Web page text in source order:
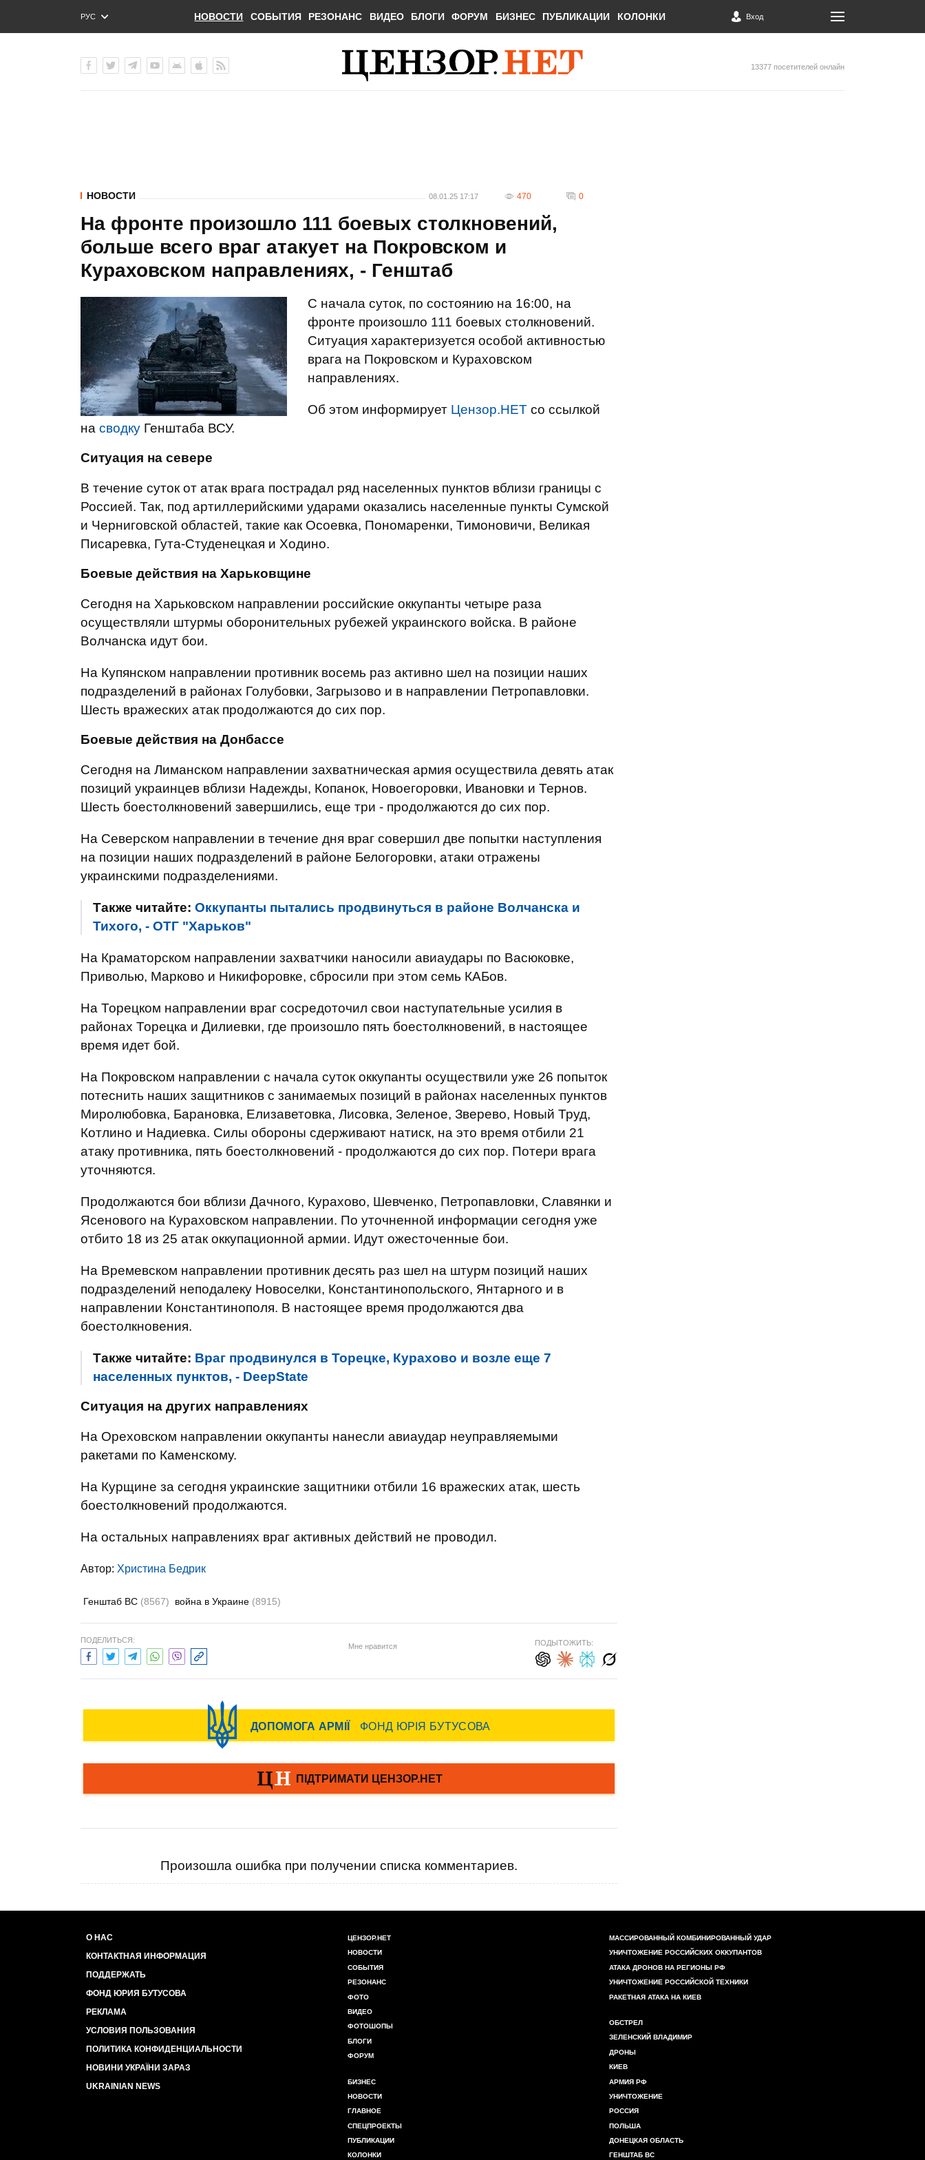
РУС
ENG
НОВОСТИ СОБЫТИЯ РЕЗОНАНС ВИДЕО БЛОГИ ФОРУМ БИЗНЕС ПУБЛИКАЦИИ КОЛОНКИ Вход
13377 посетителей онлайн
НОВОСТИ 08.01.25 17:17 470 0
На фронте произошло 111 боевых столкновений,
больше всего враг атакует на Покровском и
Кураховском направлениях, - Генштаб
С начала суток, по состоянию на 16:00, на
фронте произошло 111 боевых столкновений.
Ситуация характеризуется особой активностью
врага на Покровском и Кураховском
направлениях.
Об этом информирует Цензор.НЕТ со ссылкой
на сводку Генштаба ВСУ.
Ситуация на севере
В течение суток от атак врага пострадал ряд населенных пунктов вблизи границы с
Россией. Так, под артиллерийскими ударами оказались населенные пункты Сумской
и Черниговской областей, такие как Осоевка, Пономаренки, Тимоновичи, Великая
Писаревка, Гута-Студенецкая и Ходино.
Боевые действия на Харьковщине
Сегодня на Харьковском направлении российские оккупанты четыре раза
осуществляли штурмы оборонительных рубежей украинского войска. В районе
Волчанска идут бои.
На Купянском направлении противник восемь раз активно шел на позиции наших
подразделений в районах Голубовки, Загрызово и в направлении Петропавловки.
Шесть вражеских атак продолжаются до сих пор.
Боевые действия на Донбассе
Сегодня на Лиманском направлении захватническая армия осуществила девять атак
позиций украинцев вблизи Надежды, Копанок, Новоегоровки, Ивановки и Тернов.
Шесть боестолкновений завершились, еще три - продолжаются до сих пор.
На Северском направлении в течение дня враг совершил две попытки наступления
на позиции наших подразделений в районе Белогоровки, атаки отражены
украинскими подразделениями.
Также читайте: Оккупанты пытались продвинуться в районе Волчанска и
Тихого, - ОТГ "Харьков"
На Краматорском направлении захватчики наносили авиаудары по Васюковке,
Приволью, Марково и Никифоровке, сбросили при этом семь КАБов.
На Торецком направлении враг сосредоточил свои наступательные усилия в
районах Торецка и Дилиевки, где произошло пять боестолкновений, в настоящее
время идет бой.
На Покровском направлении с начала суток оккупанты осуществили уже 26 попыток
потеснить наших защитников с занимаемых позиций в районах населенных пунктов
Миролюбовка, Барановка, Елизаветовка, Лисовка, Зеленое, Зверево, Новый Труд,
Котлино и Надиевка. Силы обороны сдерживают натиск, на это время отбили 21
атаку противника, пять боестолкновений - продолжаются до сих пор. Потери врага
уточняются.
Продолжаются бои вблизи Дачного, Курахово, Шевченко, Петропавловки, Славянки и
Ясенового на Кураховском направлении. По уточненной информации сегодня уже
отбито 18 из 25 атак оккупационной армии. Идут ожесточенные бои.
На Времевском направлении противник десять раз шел на штурм позиций наших
подразделений неподалеку Новоселки, Константинопольского, Янтарного и в
направлении Константинополя. В настоящее время продолжаются два
боестолкновения.
Также читайте: Враг продвинулся в Торецке, Курахово и возле еще 7
населенных пунктов, - DeepState
Ситуация на других направлениях
На Ореховском направлении оккупанты нанесли авиаудар неуправляемыми
ракетами по Каменскому.
На Курщине за сегодня украинские защитники отбили 16 вражеских атак, шесть
боестолкновений продолжаются.
На остальных направлениях враг активных действий не проводил.
Автор: Христина Бедрик
Генштаб ВС (8567) война в Украине (8915)
ПОДЕЛИТЬСЯ:
Мне нравится ПОДЫТОЖИТЬ:
Произошла ошибка при получении списка комментариев.
О НАС
КОНТАКТНАЯ ИНФОРМАЦИЯ
ПОДДЕРЖАТЬ
ФОНД ЮРИЯ БУТУСОВА
РЕКЛАМА
УСЛОВИЯ ПОЛЬЗОВАНИЯ
ПОЛИТИКА КОНФИДЕНЦИАЛЬНОСТИ
НОВИНИ УКРАЇНИ ЗАРАЗ
UKRAINIAN NEWS
ЦЕНЗОР.НЕТ
НОВОСТИ
СОБЫТИЯ
РЕЗОНАНС
ФОТО
ВИДЕО
ФОТОШОПЫ
БЛОГИ
ФОРУМ
БИЗНЕС
НОВОСТИ
ГЛАВНОЕ
СПЕЦПРОЕКТЫ
ПУБЛИКАЦИИ
КОЛОНКИ
МАССИРОВАННЫЙ КОМБИНИРОВАННЫЙ УДАР
УНИЧТОЖЕНИЕ РОССИЙСКИХ ОККУПАНТОВ
АТАКА ДРОНОВ НА РЕГИОНЫ РФ
УНИЧТОЖЕНИЕ РОССИЙСКОЙ ТЕХНИКИ
РАКЕТНАЯ АТАКА НА КИЕВ
ОБСТРЕЛ
ЗЕЛЕНСКИЙ ВЛАДИМИР
ДРОНЫ
КИЕВ
АРМИЯ РФ
УНИЧТОЖЕНИЕ
РОССИЯ
ПОЛЬША
ДОНЕЦКАЯ ОБЛАСТЬ
ГЕНШТАБ ВС